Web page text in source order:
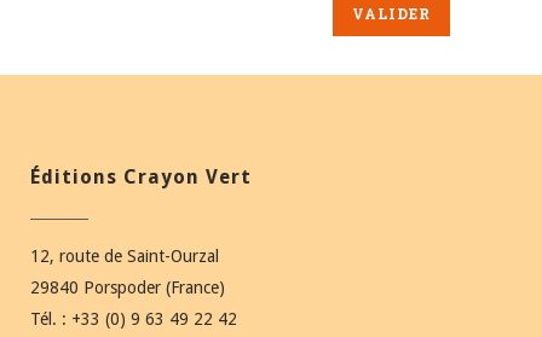
Éditions Crayon Vert
12, route de Saint-Ourzal
29840 Porspoder (France)
Tél. : +33 (0) 9 63 49 22 42